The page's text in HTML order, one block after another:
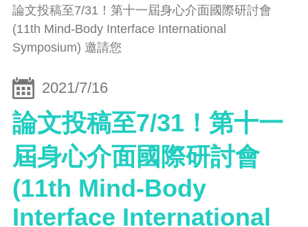
論文投稿至7/31！第十一屆身心介面國際研討會
(11th Mind-Body Interface International
Symposium) 邀請您
2021/7/16
論文投稿至7/31！第十一
屆身心介面國際研討會
(11th Mind-Body
Interface International